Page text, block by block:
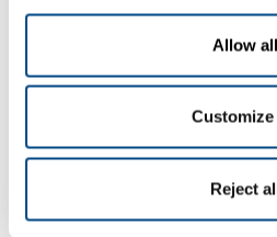
Allow all
Customize
Reject
la oficina antes de cargar el
recoge un ticket, que
vehículo a la báscula, es
Una vez en la báscula, y
software se procede a
matrícula del camión, la tara
máximo que puede llevar,